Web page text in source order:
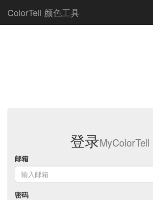
ColorTell 颜色工具
登录MyColorTell
邮箱
密码